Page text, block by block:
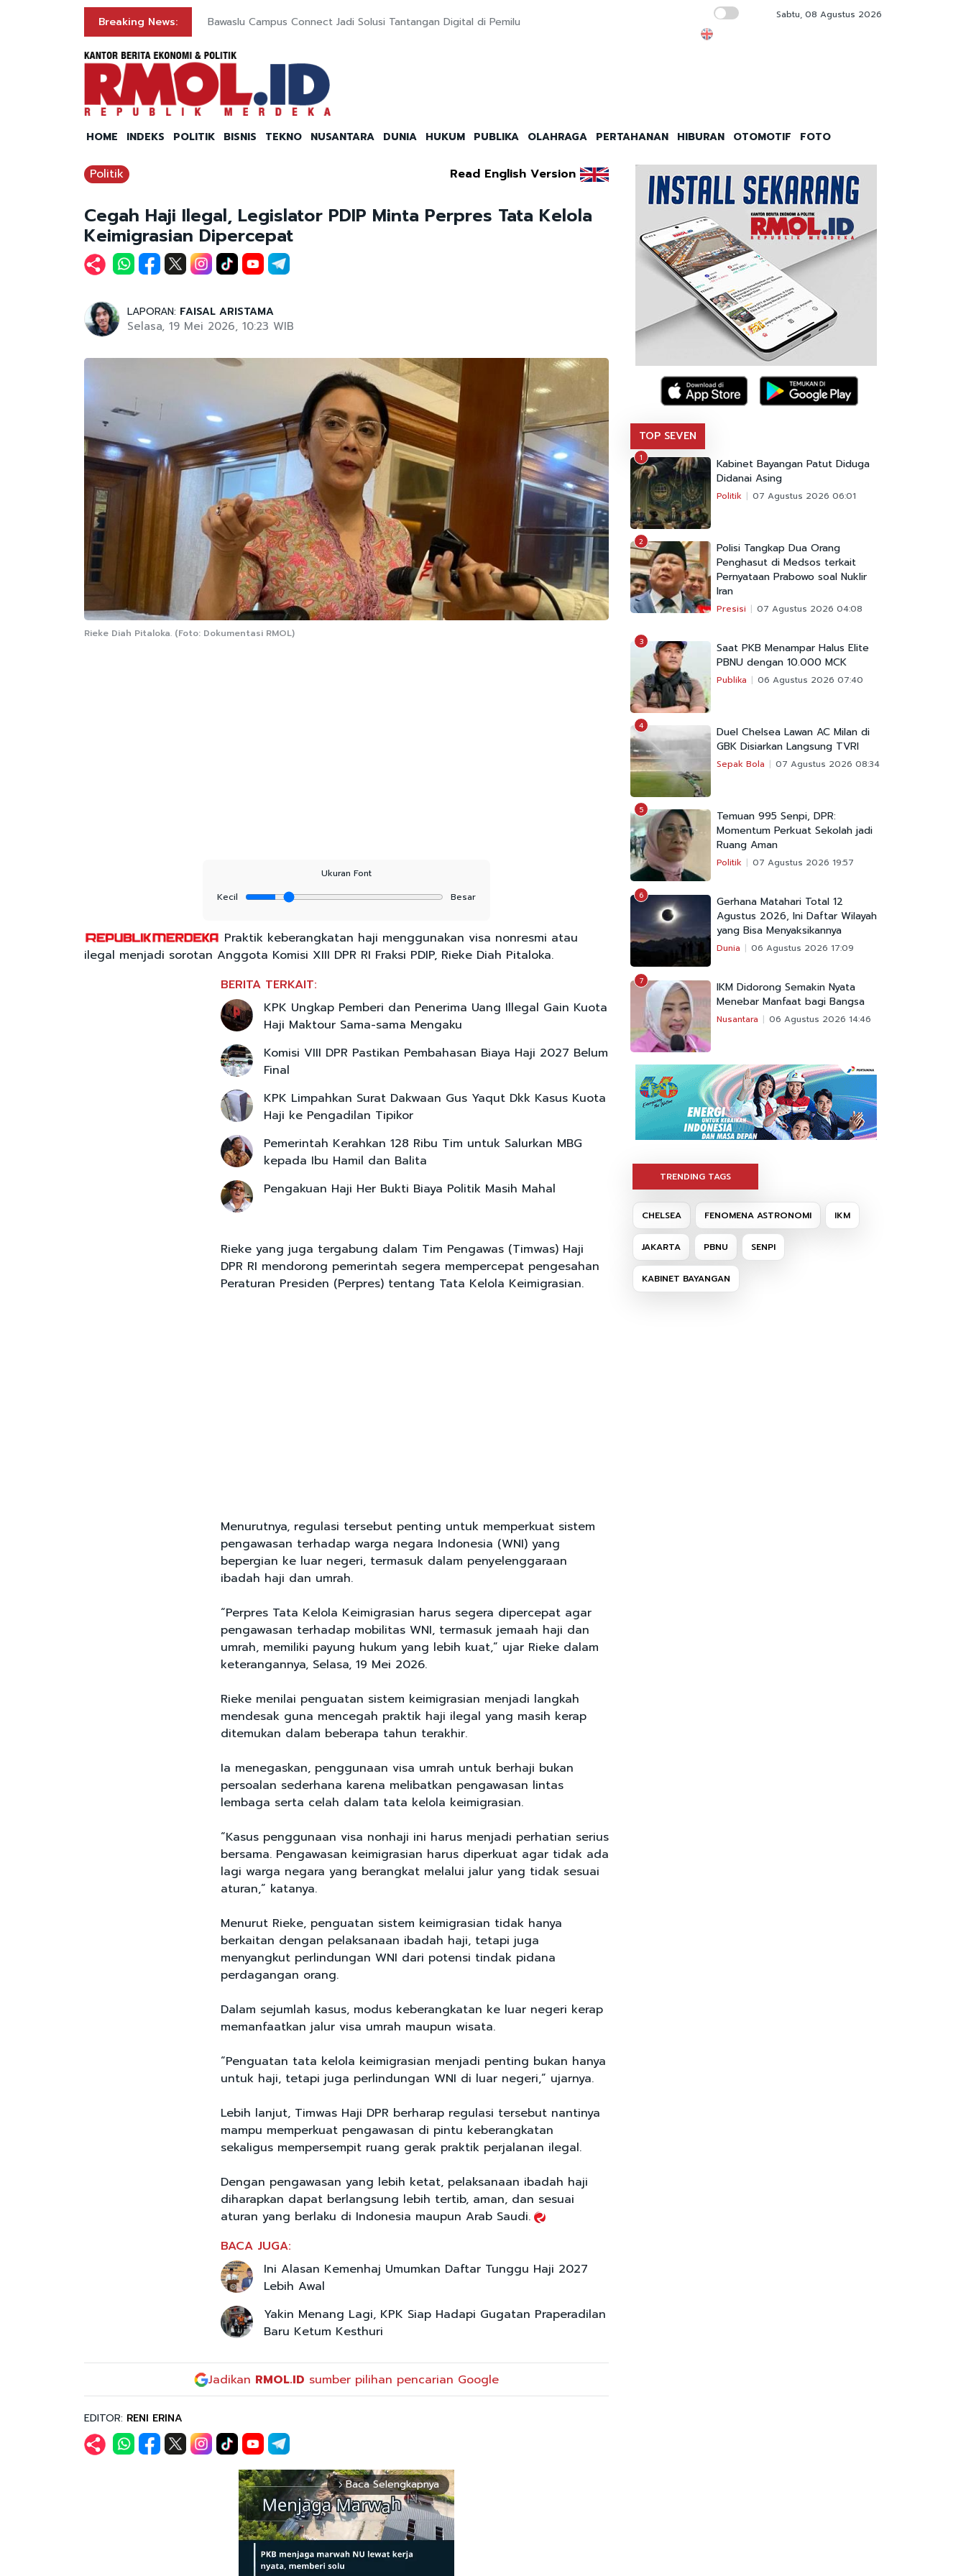
Breaking News: Bawaslu Campus Connect Jadi Solusi Tantangan Digital di Pemilu Gebrakan PAM Jaya Tekan Kebocoran Air
Sabtu, 08 Agustus 2026
HOME INDEKS POLITIK BISNIS TEKNO NUSANTARA DUNIA HUKUM PUBLIKA OLAHRAGA PERTAHANAN HIBURAN OTOMOTIF FOTO
Politik Read English Version
Cegah Haji Ilegal, Legislator PDIP Minta Perpres Tata Kelola
Keimigrasian Dipercepat
LAPORAN: FAISAL ARISTAMA
Selasa, 19 Mei 2026, 10:23 WIB
Rieke Diah Pitaloka. (Foto: Dokumentasi RMOL)
Ukuran Font
Kecil
Besar
Praktik keberangkatan haji menggunakan visa nonresmi atau
ilegal menjadi sorotan Anggota Komisi XIII DPR RI Fraksi PDIP, Rieke Diah Pitaloka.
BERITA TERKAIT:
KPK Ungkap Pemberi dan Penerima Uang Illegal Gain Kuota
Haji Maktour Sama-sama Mengaku
Komisi VIII DPR Pastikan Pembahasan Biaya Haji 2027 Belum
Final
KPK Limpahkan Surat Dakwaan Gus Yaqut Dkk Kasus Kuota
Haji ke Pengadilan Tipikor
Pemerintah Kerahkan 128 Ribu Tim untuk Salurkan MBG
kepada Ibu Hamil dan Balita
Pengakuan Haji Her Bukti Biaya Politik Masih Mahal
Rieke yang juga tergabung dalam Tim Pengawas (Timwas) Haji
DPR RI mendorong pemerintah segera mempercepat pengesahan
Peraturan Presiden (Perpres) tentang Tata Kelola Keimigrasian.
Menurutnya, regulasi tersebut penting untuk memperkuat sistem
pengawasan terhadap warga negara Indonesia (WNI) yang
bepergian ke luar negeri, termasuk dalam penyelenggaraan
ibadah haji dan umrah.
“Perpres Tata Kelola Keimigrasian harus segera dipercepat agar
pengawasan terhadap mobilitas WNI, termasuk jemaah haji dan
umrah, memiliki payung hukum yang lebih kuat,” ujar Rieke dalam
keterangannya, Selasa, 19 Mei 2026.
Rieke menilai penguatan sistem keimigrasian menjadi langkah
mendesak guna mencegah praktik haji ilegal yang masih kerap
ditemukan dalam beberapa tahun terakhir.
Ia menegaskan, penggunaan visa umrah untuk berhaji bukan
persoalan sederhana karena melibatkan pengawasan lintas
lembaga serta celah dalam tata kelola keimigrasian.
“Kasus penggunaan visa nonhaji ini harus menjadi perhatian serius
bersama. Pengawasan keimigrasian harus diperkuat agar tidak ada
lagi warga negara yang berangkat melalui jalur yang tidak sesuai
aturan,” katanya.
Menurut Rieke, penguatan sistem keimigrasian tidak hanya
berkaitan dengan pelaksanaan ibadah haji, tetapi juga
menyangkut perlindungan WNI dari potensi tindak pidana
perdagangan orang.
Dalam sejumlah kasus, modus keberangkatan ke luar negeri kerap
memanfaatkan jalur visa umrah maupun wisata.
“Penguatan tata kelola keimigrasian menjadi penting bukan hanya
untuk haji, tetapi juga perlindungan WNI di luar negeri,” ujarnya.
Lebih lanjut, Timwas Haji DPR berharap regulasi tersebut nantinya
mampu memperkuat pengawasan di pintu keberangkatan
sekaligus mempersempit ruang gerak praktik perjalanan ilegal.
Dengan pengawasan yang lebih ketat, pelaksanaan ibadah haji
diharapkan dapat berlangsung lebih tertib, aman, dan sesuai
aturan yang berlaku di Indonesia maupun Arab Saudi.
BACA JUGA:
Ini Alasan Kemenhaj Umumkan Daftar Tunggu Haji 2027
Lebih Awal
Yakin Menang Lagi, KPK Siap Hadapi Gugatan Praperadilan
Baru Ketum Kesthuri
Jadikan RMOL.ID sumber pilihan pencarian Google
EDITOR: RENI ERINA
arrow_forward_ios Baca Selengkapnya
TOP SEVEN
1
Kabinet Bayangan Patut Diduga
Didanai Asing
Politik 07 Agustus 2026 06:01
2
Polisi Tangkap Dua Orang
Penghasut di Medsos terkait
Pernyataan Prabowo soal Nuklir
Iran
Presisi 07 Agustus 2026 04:08
3
Saat PKB Menampar Halus Elite
PBNU dengan 10.000 MCK
Publika 06 Agustus 2026 07:40
4
Duel Chelsea Lawan AC Milan di
GBK Disiarkan Langsung TVRI
Sepak Bola 07 Agustus 2026 08:34
5
Temuan 995 Senpi, DPR:
Momentum Perkuat Sekolah jadi
Ruang Aman
Politik 07 Agustus 2026 19:57
6
Gerhana Matahari Total 12
Agustus 2026, Ini Daftar Wilayah
yang Bisa Menyaksikannya
Dunia 06 Agustus 2026 17:09
7
IKM Didorong Semakin Nyata
Menebar Manfaat bagi Bangsa
Nusantara 06 Agustus 2026 14:46
TRENDING TAGS
CHELSEA FENOMENA ASTRONOMI IKM
JAKARTA PBNU SENPI
KABINET BAYANGAN